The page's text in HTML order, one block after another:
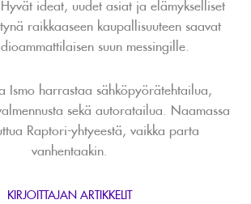
ideat, uudet asiat ja elämykselliset
raikkaaseen kaupallisuuteen saavat
suun messingille.
Ismo harrastaa sähköpyörätehtailua,
sekä autoratailua. Naamassa
Raptori-yhtyeestä, vaikka parta
vanhentaakin.
KIRJOITTAJAN ARTIKKELIT